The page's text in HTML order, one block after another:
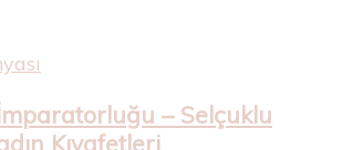
– Selçuklu
Kıyafetleri